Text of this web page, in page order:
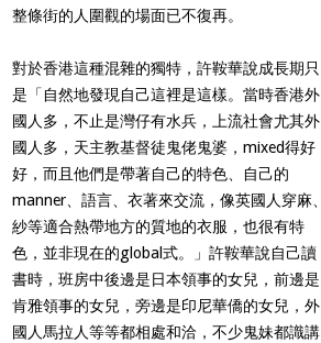
整條街的人圍觀的場面已不復再。
對於香港這種混雜的獨特，許鞍華說成長期只
是「自然地發現自己這裡是這樣。當時香港外
國人多，不止是灣仔有水兵，上流社會尤其外
國人多，天主教基督徒鬼佬鬼婆，mixed得好
好，而且他們是帶著自己的特色、自己的
manner、語言、衣著來交流，像英國人穿麻、
紗等適合熱帶地方的質地的衣服，也很有特
色，並非現在的global式。」許鞍華說自己讀
書時，班房中後邊是日本領事的女兒，前邊是
肯雅領事的女兒，旁邊是印尼華僑的女兒，外
國人馬拉人等等都相處和洽，不少鬼妹都識講